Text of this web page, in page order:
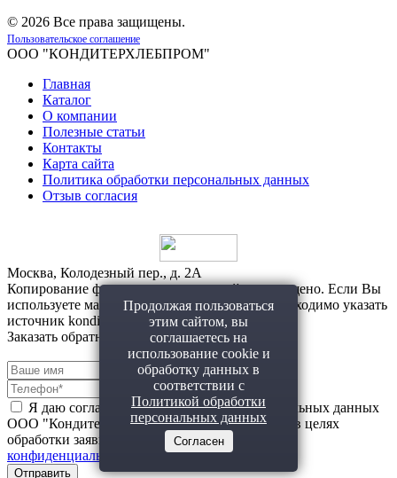
© 2026 Все права защищены.
Пользовательское соглашение
ООО "КОНДИТЕРХЛЕБПРОМ"
Главная
Каталог
О компании
Полезные статьи
Контакты
Карта сайта
Политика обработки персональных данных
Отзыв согласия
Москва, Колодезный пер., д. 2А
Копирование фото и материалов с сайта запрещено. Если Вы
используете материалы с нашего сайта, то необходимо указать
источник konditerhlebprom.ru
Продолжая пользоваться
этим сайтом, вы
соглашаетесь на
использование cookie и
обработку данных в
соответствии с
Политикой обработки
персональных данных
Согласен
Заказать обратный звонок!
Я даю согласие на обработку моих персональных данных
ООО "Кондитерхлебпром" (ИНН 7710664337) в целях
обработки заявки и обратной связи.
конфиденциальности